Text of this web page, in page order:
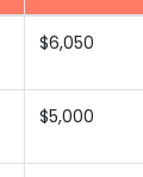
$6,050
$5,000